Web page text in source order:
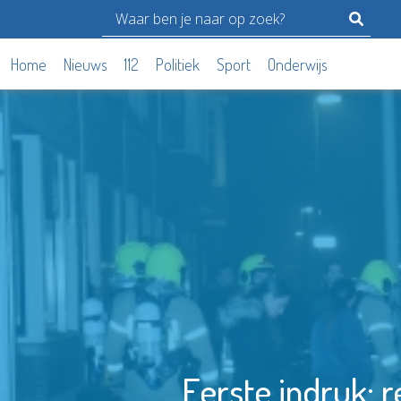
Home Nieuws 112 Politiek Sport Onderwijs
Eerste indruk: